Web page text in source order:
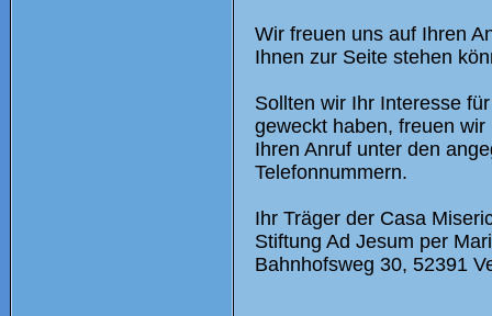
Wir freuen uns auf Ihren
Ihnen zur Seite stehen
Sollten wir Ihr Interesse
geweckt haben, freuen
Ihren Anruf unter den
Telefonnummern.
Ihr Träger der Casa
Stiftung Ad Jesum per
Bahnhofsweg 30, 52391